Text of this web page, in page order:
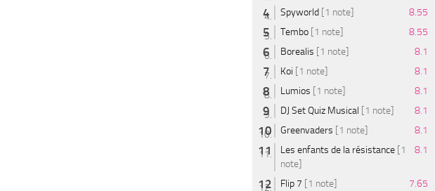
Spyworld [1 note]
8.55
Tembo [1 note]
8.55
Borealis [1 note]
8.1
Koi [1 note]
8.1
Lumios [1 note]
8.1
DJ Set Quiz Musical [1 note]
8.1
Greenvaders [1 note]
8.1
Les enfants de la résistance [1
note]
8.1
Flip 7 [1 note]
7.65